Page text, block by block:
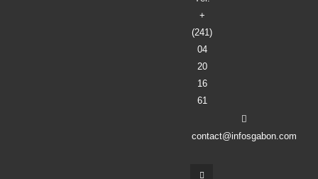
+
(241)
04
20
16
61
contact@infosgabon.com